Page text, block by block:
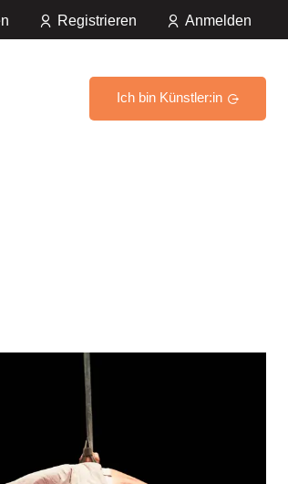
Registrieren Anmelden
Ich bin Künstler:in